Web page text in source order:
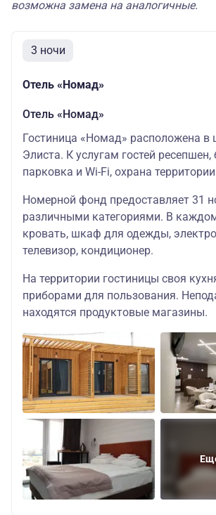
возможна замена на аналогичные.
3 ночи
Отель «Номад»
Отель «Номад»
Гостиница «Номад» расположена в
Элиста. К услугам гостей ресепшен,
парковка и Wi-Fi, охрана
Номерной фонд предоставляет 31
различными категориями. В
кровать, шкаф для одежды,
телевизор, кондиционер.
На территории гостиницы своя
приборами для пользования.
находятся продуктовые магазины.